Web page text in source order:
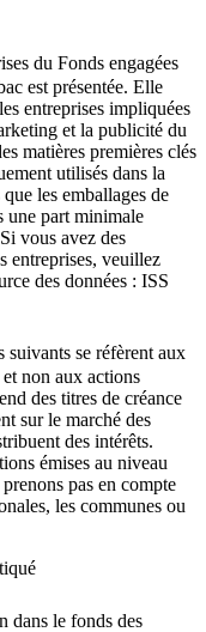
du Fonds engagées
est présentée. Elle
entreprises impliquées
et la publicité du
matières premières clés
utilisés dans la
les emballages de
une part minimale
vous avez des
entreprises, veuillez
des données : ISS
suivants se réfèrent aux
non aux actions
des titres de créance
sur le marché des
des intérêts.
émises au niveau
pas en compte
les communes ou
dans le fonds des